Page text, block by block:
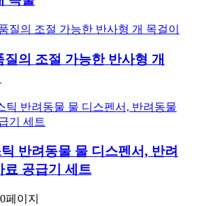
질의 조절 가능한 반사형 개
반려동물 물 디스펜서, 반려
료 공급기 세트
페이지